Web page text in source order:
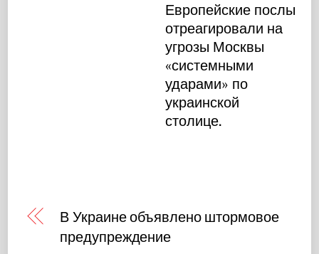
Европейские послы
отреагировали на
угрозы Москвы
«системными
ударами» по
украинской
столице.
В Украине объявлено штормовое
предупреждение